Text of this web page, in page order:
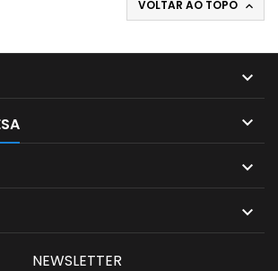
VOLTAR AO TOPO 




NEWSLETTER